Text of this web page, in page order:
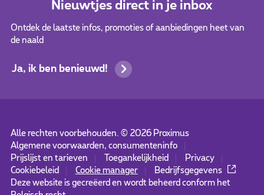
Nieuwtjes direct in je inbox
Ontdek de laatste infos, promoties of aanbiedingen heet van
de naald
Ja, ik ben benieuwd!
Alle rechten voorbehouden. © 2026Proximus
Algemene voorwaarden, consumenteninfo
Prijslijst en tarieven
Toegankelijkheid
Privacy
Cookiebeleid
Cookie manager
Bedrijfsgegevens
Deze website is gecreëerd en wordt beheerd conform het